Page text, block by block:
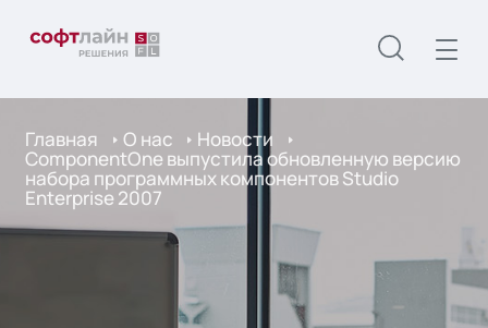
Главная О нас Новости
ComponentOne выпустила обновленную версию
набора программных компонентов Studio
Enterprise 2007